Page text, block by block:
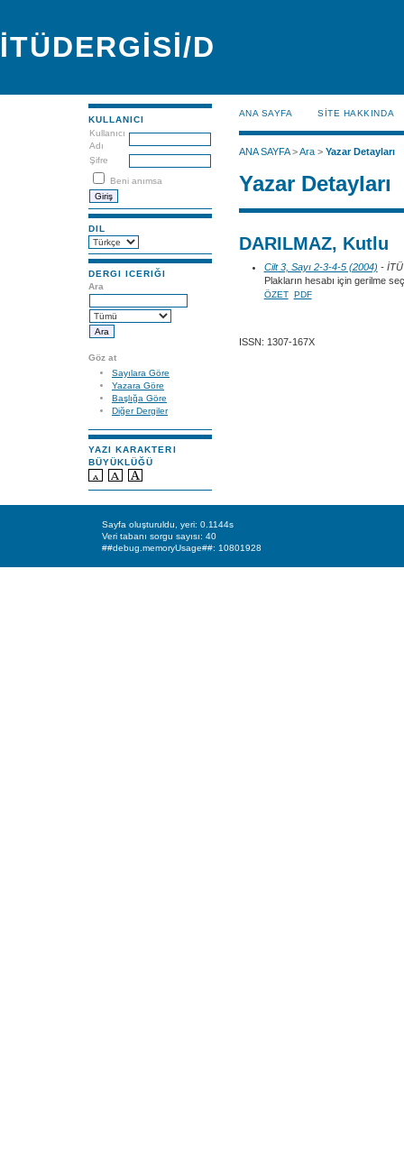
İTÜDERGİSİ/D
KULLANICI
Kullanıcı
Adı
Şifre
Beni anımsa
DIL
DERGI ICERIĞI
Ara
Göz at
Sayılara Göre
Yazara Göre
Başlığa Göre
Diğer Dergiler
YAZI KARAKTERI
BÜYÜKLÜĞÜ
ANA SAYFA SİTE HAKKINDA
ANA SAYFA>Ara> Yazar Detayları
Yazar Detayları
DARILMAZ, Kutlu
Cilt 3, Sayı 2-3-4-5 (2004) -
Plakların hesabı için gerilme
ÖZET PDF
ISSN: 1307-167X
Sayfa oluşturuldu, yeri: 0.1144s
Veri tabanı sorgu sayısı: 40
##debug.memoryUsage##: 10801928